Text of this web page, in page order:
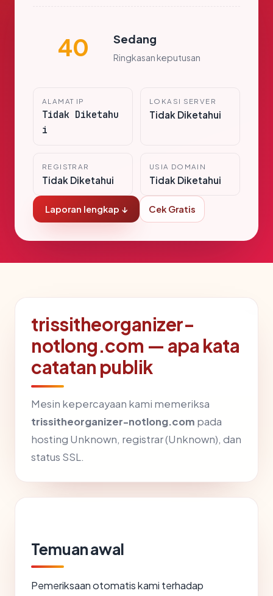
40 Sedang
Ringkasan keputusan
ALAMAT IP
Tidak Diketahu
i
LOKASI SERVER
Tidak Diketahui
REGISTRAR
Tidak Diketahui
USIA DOMAIN
Tidak Diketahui
Laporan lengkap ↓ Cek Gratis
trissitheorganizer-
notlong.com — apa kata
catatan publik
Mesin kepercayaan kami memeriksa
trissitheorganizer-notlong.com pada
hosting Unknown, registrar (Unknown), dan
status SSL.
Temuan awal
Pemeriksaan otomatis kami terhadap